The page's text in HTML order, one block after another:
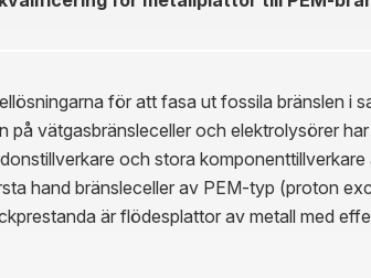
för att fasa ut fossila bränslen i
på vätgasbränsleceller och elektrolysörer
och stora
hand bränsleceller av PEM-typ (proton
är flödesplattor av metall med